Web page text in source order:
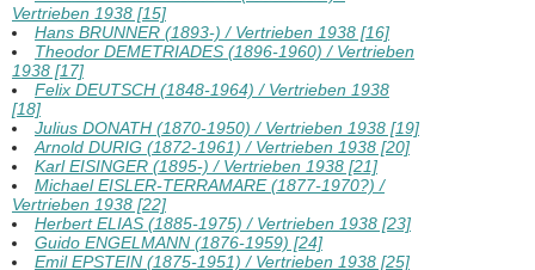
Vertrieben 1938 [15]
Hans BRUNNER (1893-) / Vertrieben 1938 [16]
Theodor DEMETRIADES (1896-1960) / Vertrieben
1938 [17]
Felix DEUTSCH (1848-1964) / Vertrieben 1938
[18]
Julius DONATH (1870-1950) / Vertrieben 1938 [19]
Arnold DURIG (1872-1961) / Vertrieben 1938 [20]
Karl EISINGER (1895-) / Vertrieben 1938 [21]
Michael EISLER-TERRAMARE (1877-1970?) /
Vertrieben 1938 [22]
Herbert ELIAS (1885-1975) / Vertrieben 1938 [23]
Guido ENGELMANN (1876-1959) [24]
Emil EPSTEIN (1875-1951) / Vertrieben 1938 [25]